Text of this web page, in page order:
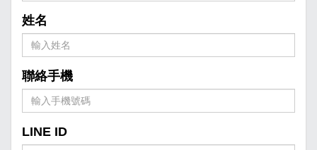
姓名
聯絡手機
LINE ID